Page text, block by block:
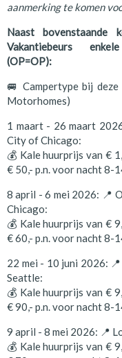
aanmerking te komen
Naast bovenstaande
Vakantiebeurs
(OP=OP):
🚐 Campertype bij
Motorhomes)
1 maart - 26 maart
City of Chicago:
💰 Kale huurprijs van €
€ 50,- p.n. voor nacht 8-
8 april - 6 mei 2026: 📍
Chicago:
💰 Kale huurprijs van €
€ 60,- p.n. voor nacht 8-
22 mei - 10 juni 2026:
Seattle:
💰 Kale huurprijs van €
€ 90,- p.n. voor nacht 8-
9 april - 8 mei 2026: 📍
💰 Kale huurprijs van €